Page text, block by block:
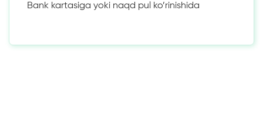
Bank kartasiga yoki naqd pul ko’rinishida